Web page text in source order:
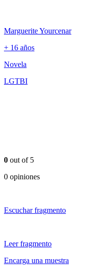
Marguerite Yourcenar
+ 16 años
Novela
LGTBI
0 out of 5
0 opiniones
Escuchar fragmento
Leer fragmento
Encarga una muestra